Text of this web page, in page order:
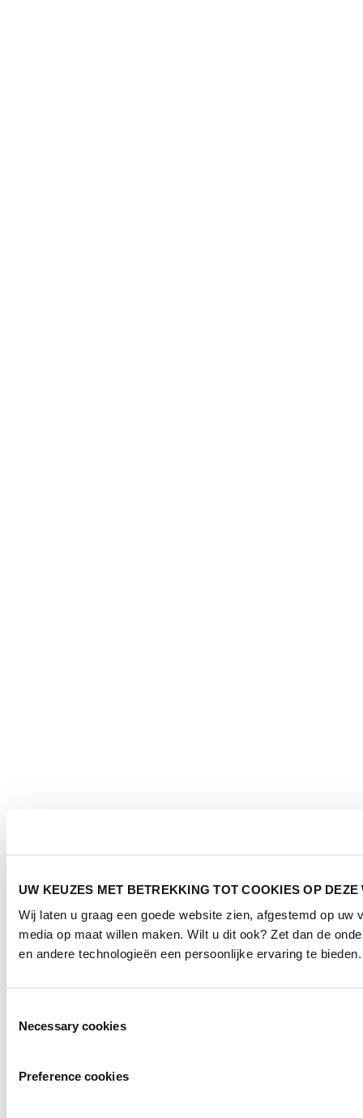
UW KEUZES MET BETREKKING TOT COOKIES OP DEZE
Wij laten u graag een goede website zien, afgestemd op
media op maat willen maken. Wilt u dit ook? Zet dan de
en andere technologieën een persoonlijke ervaring te bieden.
Necessary cookies
Preference cookies